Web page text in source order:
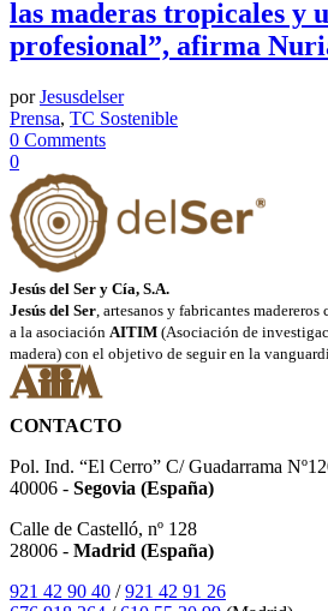
las maderas tropicales y
profesional”, afirma
porJesusdelser
Prensa, TC Sostenible
0 Comments
0
Jesús del Ser y Cía, S.A.
Jesús del Ser , artesanos y fabricantes
a la asociación AITIM (Asociación de
madera) con el objetivo de seguir en la
CONTACTO
Pol. Ind. “El Cerro” C/ Guadarrama
40006 - Segovia (España)
Calle de Castelló, nº 128
28006 - Madrid (España)
921 42 90 40 /921 42 91 26